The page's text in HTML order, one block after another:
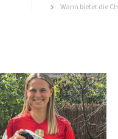
Wann bietet die